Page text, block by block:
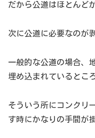
だから公道はほとんど
次に公道に必要なのが
一般的な公道の場合、
埋め込まれているとこ
そういう所にコンクリ
す時にかなりの手間が